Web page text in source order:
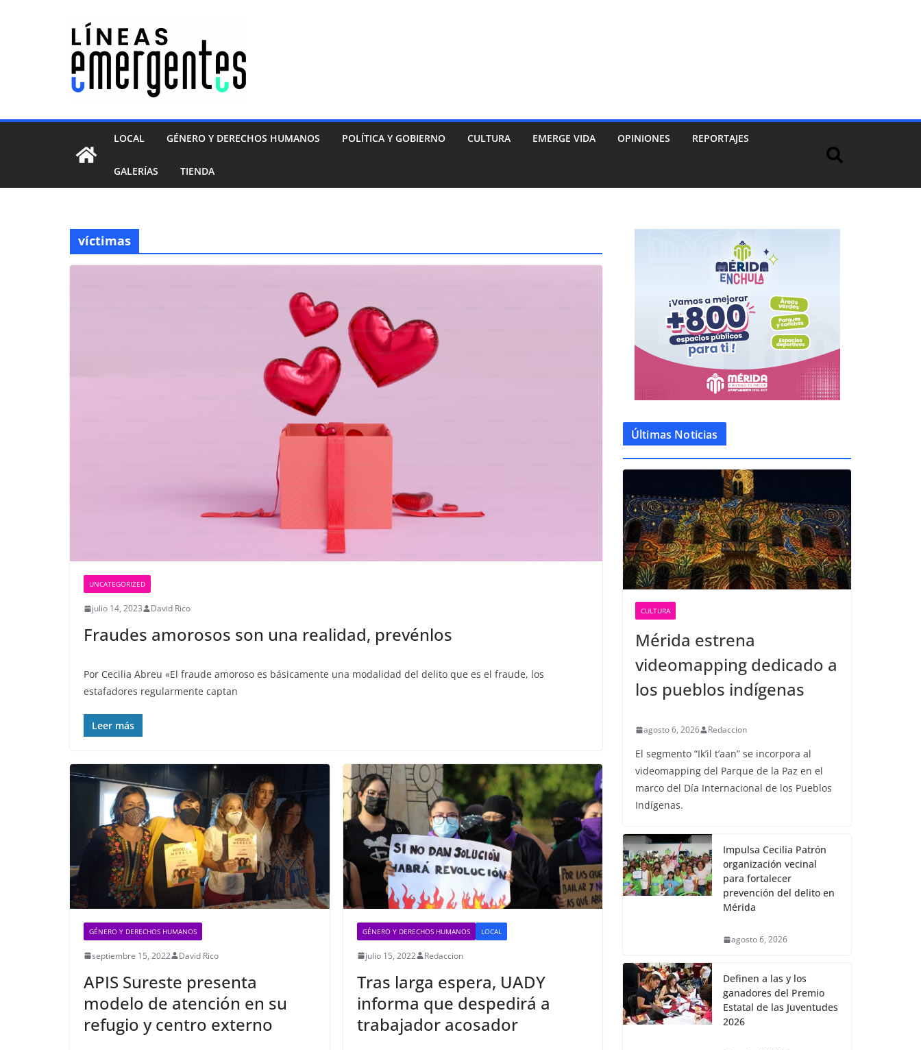
LOCAL GÉNERO Y DERECHOS HUMANOS POLÍTICA Y GOBIERNO CULTURA EMERGE VIDA OPINIONES REPORTAJES
GALERÍAS TIENDA
víctimas
UNCATEGORIZED
julio 14, 2023 David Rico
Fraudes amorosos son una realidad, prevénlos
Por Cecilia Abreu «El fraude amoroso es básicamente una modalidad del delito que es el fraude, los
estafadores regularmente captan
Leer más
GÉNERO Y DERECHOS HUMANOS
septiembre 15, 2022 David Rico
APIS Sureste presenta
modelo de atención en su
refugio y centro externo
GÉNERO Y DERECHOS HUMANOS LOCAL
julio 15, 2022 Redaccion
Tras larga espera, UADY
informa que despedirá a
trabajador acosador
Últimas Noticias
CULTURA
Mérida estrena
videomapping dedicado a
los pueblos indígenas
agosto 6, 2026 Redaccion
El segmento “Ik’il t’aan” se incorpora al
videomapping del Parque de la Paz en el
marco del Día Internacional de los Pueblos
Indígenas.
Impulsa Cecilia Patrón
organización vecinal
para fortalecer
prevención del delito en
Mérida
agosto 6, 2026
Definen a las y los
ganadores del Premio
Estatal de las Juventudes
2026